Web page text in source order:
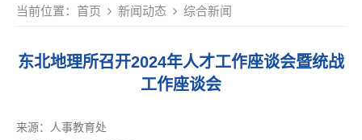
当前位置： 首页 新闻动态 综合新闻
东北地理所召开2024年人才工作座谈会暨统战
工作座谈会
来源：
人事教育处